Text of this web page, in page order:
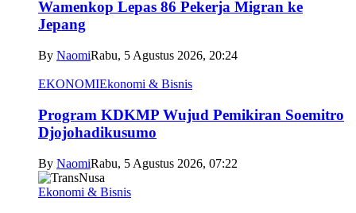
Wamenkop Lepas 86 Pekerja Migran ke
Jepang
By NaomiRabu, 5 Agustus 2026, 20:24
EKONOMIEkonomi & Bisnis
Program KDKMP Wujud Pemikiran Soemitro
Djojohadikusumo
By NaomiRabu, 5 Agustus 2026, 07:22
Ekonomi & Bisnis